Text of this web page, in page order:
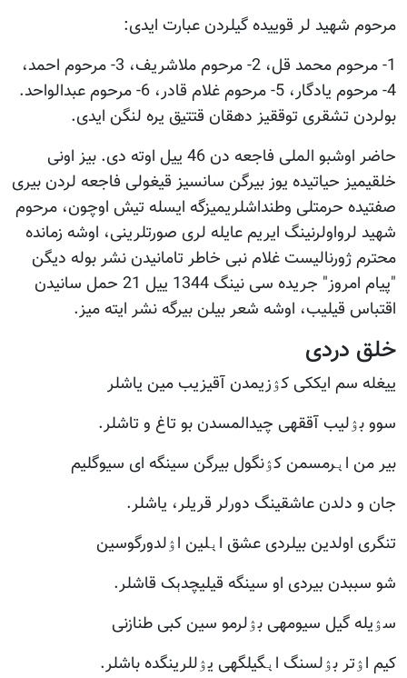
مرحوم شهید لر قوییده گیلردن عبارت ایدی:
1- مرحوم محمد قل، 2- مرحوم ملاشریف، 3- مرحوم احمد،
4- مرحوم یادگار، 5- مرحوم غلام قادر، 6- مرحوم عبدالواحد.
بولردن تشقری توققیز دهقان قتتیق یره لنگن ایدی.
حاضر اوشبو الملی فاجعه دن 46 ییل اوته دی. بیز اونی
خلقیمیز حیاتیده یوز بیرگن سانسیز قیغولی فاجعه لردن بیری
صفتیده حرمتلی وطنداشلریمیزگه ایسله تیش اوچون، مرحوم
شهید لرواولرنینگ ایریم عایله لری صورتلرینی، اوشه زمانده
محترم ژورنالیست غلام نبی خاطر تامانیدن نشر بوله دیگن
"پیام امروز" جریده سی نینگ 1344 ییل 21 حمل سانیدن
اقتباس قیلیب، اوشه شعر بیلن بیرگه نشر ایته میز.
خلق دردی
ییغله سم ایککی کۉزیمدن آقیزیب مین یاشلر
سوو بۉلیب آققه­ی چیدالمسدن بو تاغ و تاشلر.
بیر من اېرمسمن کۉنگول بیرگن سینگه ای سیوگلیم
جان و دلدن عاشقینگ دورلر قریلر، یاشلر.
تنگری اولدین بیلردی عشق اېلین اۉلدورگوسین
شو سببدن بیردی او سینگه قیلیچدېک قاشلر.
سۉیله گیل سیومه­ی بۉلرمو سین کبی طنازنی
کیم اۉتر بۉلسنگ اېگیلگه­ی یۉللرینگده باشلر.